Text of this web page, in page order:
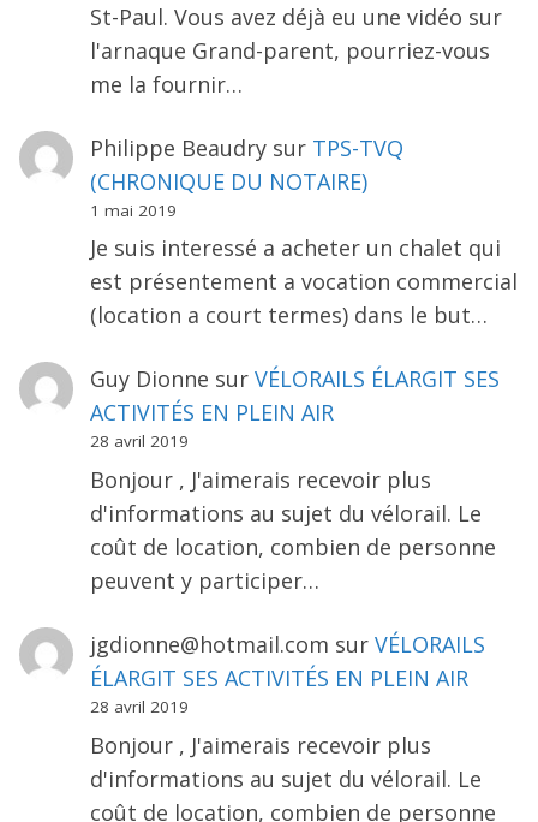
St-Paul. Vous avez déjà eu une vidéo sur
l'arnaque Grand-parent, pourriez-vous
me la fournir…
Philippe Beaudrysur TPS-TVQ
(CHRONIQUE DU NOTAIRE)
1 mai 2019
Je suis interessé a acheter un chalet qui
est présentement a vocation commercial
(location a court termes) dans le but…
Guy Dionne sur VÉLORAILS ÉLARGIT SES
ACTIVITÉS EN PLEIN AIR
28 avril 2019
Bonjour , J'aimerais recevoir plus
d'informations au sujet du vélorail. Le
coût de location, combien de personne
peuvent y participer…
jgdionne@hotmail.com sur VÉLORAILS
ÉLARGIT SES ACTIVITÉS EN PLEIN AIR
28 avril 2019
Bonjour , J'aimerais recevoir plus
d'informations au sujet du vélorail. Le
coût de location, combien de personne